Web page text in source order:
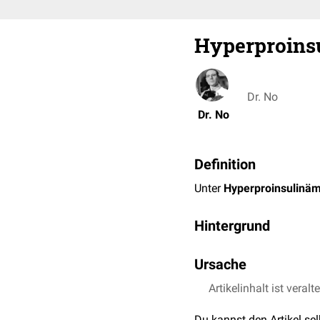
Dr. No
Dr. No
Definition
Unter
Hintergrund
von Proinsulin im Blut
Ursache
Die Ursache für eine
Artikelinhalt ist